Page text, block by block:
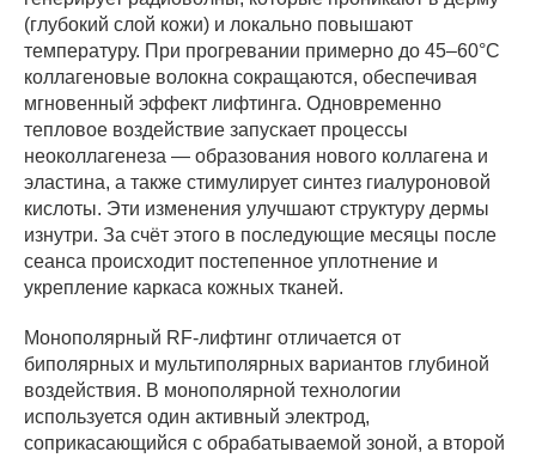
(глубокий слой кожи) и локально повышают
температуру. При прогревании примерно до 45–60°C
коллагеновые волокна сокращаются, обеспечивая
мгновенный эффект лифтинга. Одновременно
тепловое воздействие запускает процессы
неоколлагенеза — образования нового коллагена и
эластина, а также стимулирует синтез гиалуроновой
кислоты. Эти изменения улучшают структуру дермы
изнутри. За счёт этого в последующие месяцы после
сеанса происходит постепенное уплотнение и
укрепление каркаса кожных тканей.
Монополярный RF-лифтинг отличается от
биполярных и мультиполярных вариантов глубиной
воздействия. В монополярной технологии
используется один активный электрод,
соприкасающийся с обрабатываемой зоной, а второй